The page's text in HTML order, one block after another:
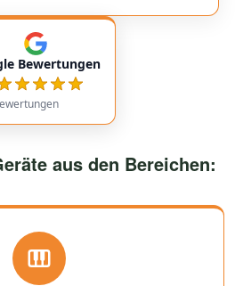
came very quickly, and the
friendly and reliable.
recommended!
Bewertungen
aus den Bereichen: